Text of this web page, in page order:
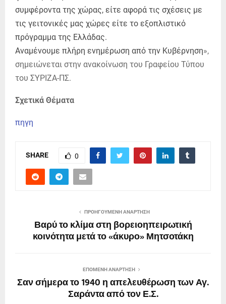
συμφέροντα της χώρας, είτε αφορά τις σχέσεις με
τις γειτονικές μας χώρες είτε το εξοπλιστικό
πρόγραμμα της Ελλάδας.
Αναμένουμε πλήρη ενημέρωση από την Κυβέρνηση»,
σημειώνεται στην ανακοίνωση του Γραφείου Τύπου
του ΣΥΡΙΖΑ-ΠΣ.
Σχετικά Θέματα
πηγη
SHARE 0
ΠΡΟΗΓΟΎΜΕΝΗ ΑΝΆΡΤΗΣΗ
Βαρύ το κλίμα στη βορειοηπειρωτική
κοινότητα μετά το «άκυρο» Μητσοτάκη
ΕΠΌΜΕΝΗ ΑΝΆΡΤΗΣΗ
Σαν σήμερα το 1940 η απελευθέρωση των Αγ.
Σαράντα από τον Ε.Σ.